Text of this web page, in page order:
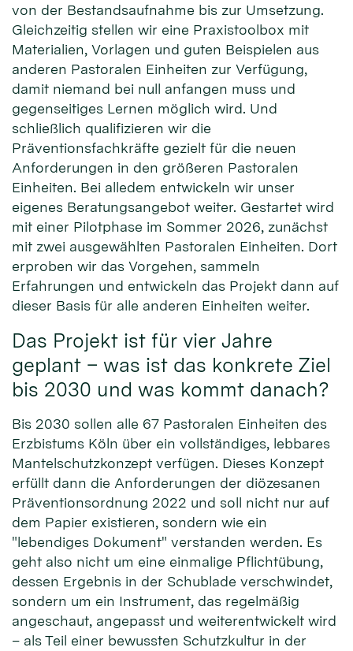
von der Bestandsaufnahme bis zur Umsetzung.
Gleichzeitig stellen wir eine Praxistoolbox mit
Materialien, Vorlagen und guten Beispielen aus
anderen Pastoralen Einheiten zur Verfügung,
damit niemand bei null anfangen muss und
gegenseitiges Lernen möglich wird. Und
schließlich qualifizieren wir die
Präventionsfachkräfte gezielt für die neuen
Anforderungen in den größeren Pastoralen
Einheiten. Bei alledem entwickeln wir unser
eigenes Beratungsangebot weiter. Gestartet wird
mit einer Pilotphase im Sommer 2026, zunächst
mit zwei ausgewählten Pastoralen Einheiten. Dort
erproben wir das Vorgehen, sammeln
Erfahrungen und entwickeln das Projekt dann auf
dieser Basis für alle anderen Einheiten weiter.
Das Projekt ist für vier Jahre
geplant – was ist das konkrete Ziel
bis 2030 und was kommt danach?
Bis 2030 sollen alle 67 Pastoralen Einheiten des
Erzbistums Köln über ein vollständiges, lebbares
Mantelschutzkonzept verfügen. Dieses Konzept
erfüllt dann die Anforderungen der diözesanen
Präventionsordnung 2022 und soll nicht nur auf
dem Papier existieren, sondern wie ein
"lebendiges Dokument" verstanden werden. Es
geht also nicht um eine einmalige Pflichtübung,
dessen Ergebnis in der Schublade verschwindet,
sondern um ein Instrument, das regelmäßig
angeschaut, angepasst und weiterentwickelt wird
– als Teil einer bewussten Schutzkultur in der